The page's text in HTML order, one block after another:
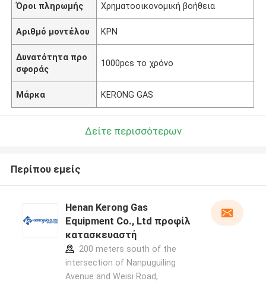
Όροι πληρωμής Χρηματοοικονομική βοήθεια
Αριθμό μοντέλου ΚΡΝ
Δυνατότητα προ
σφοράς
1000pcs το χρόνο
Μάρκα KERONG GAS
Δείτε περισσότερων
Περίπου εμείς
Henan Kerong Gas
Equipment Co., Ltd προφίλ
κατασκευαστή
200 meters south of the
intersection of Nanpuguiling
Avenue and Weisi Road,